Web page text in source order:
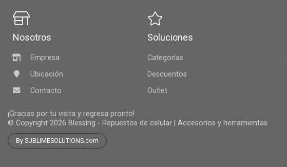
Nosotros
Empresa
Ubicación
Contacto
Soluciones
Categorías
Descuentos
Outlet
¡Gracias por tu visita y regresa pronto!
© Copyright 2026 Blessing - Repuestos de celular | Accesorios y herramientas
By SUBLIMESOLUTIONS.com